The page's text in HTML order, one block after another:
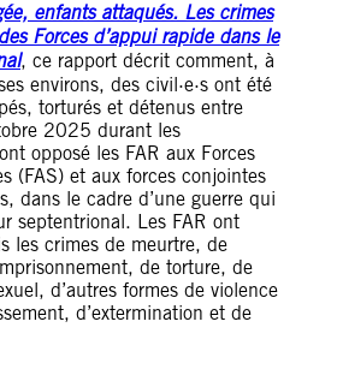
enfants attaqués. Les crimes
Forces d’appui rapide dans le
, ce rapport décrit comment, à
environs, des civil·e·s ont été
torturés et détenus entre
2025 durant les
opposé les FAR aux Forces
(FAS) et aux forces conjointes
dans le cadre d’une guerre qui
septentrional. Les FAR ont
les crimes de meurtre, de
de torture, de
d’autres formes de violence
d’extermination et de